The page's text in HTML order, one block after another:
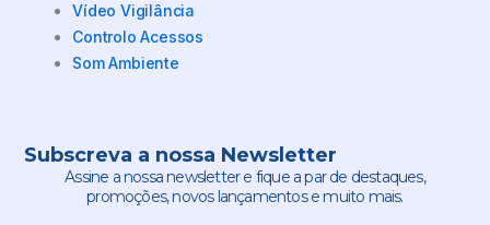
Vídeo Vigilância
Controlo Acessos
Som Ambiente
Subscreva a nossa Newsletter
Assine a nossa newsletter e fique a par de destaques,
promoções, novos lançamentos e muito mais.